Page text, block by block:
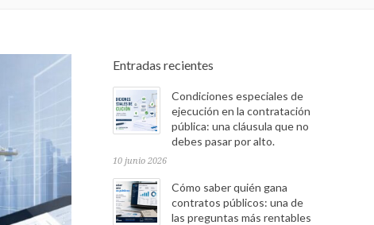
Entradas recientes
Condiciones especiales de
ejecución en la contratación
pública: una cláusula que no
debes pasar por alto.
10 junio 2026
Cómo saber quién gana
contratos públicos: una de
las preguntas más rentables